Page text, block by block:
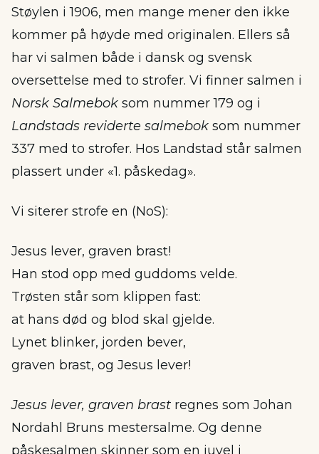
Støylen i 1906, men mange mener den ikke
kommer på høyde med originalen. Ellers så
har vi salmen både i dansk og svensk
oversettelse med to strofer. Vi finner salmen i
Norsk Salmebok som nummer 179 og i
Landstads reviderte salmebok som nummer
337 med to strofer. Hos Landstad står salmen
plassert under «1. påskedag».
Vi siterer strofe en (NoS):
Jesus lever, graven brast!
Han stod opp med guddoms velde.
Trøsten står som klippen fast:
at hans død og blod skal gjelde.
Lynet blinker, jorden bever,
graven brast, og Jesus lever!
Jesus lever, graven brast regnes som Johan
Nordahl Bruns mestersalme. Og denne
påskesalmen skinner som en juvel i